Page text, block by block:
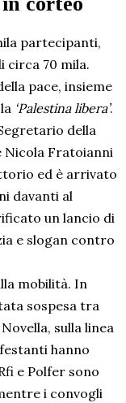
partecipanti,
circa 70 mila.
pace, insieme
‘Palestina libera’.
della
Nicola Fratoianni
ed è arrivato
davanti al
un lancio di
e slogan contro
mobilità. In
sospesa tra
sulla linea
hanno
e Polfer sono
i convogli